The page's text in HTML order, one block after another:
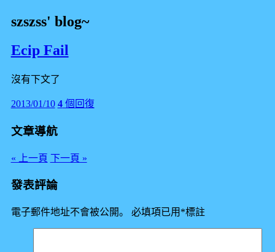
szszss' blog~
Ecip Fail
沒有下文了
2013/01/10 4個回復
文章導航
« 上一頁 下一頁 »
發表評論
電子郵件地址不會被公開。 必填項已用 *標註